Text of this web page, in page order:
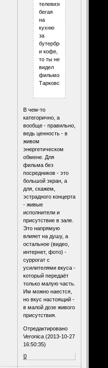
телевизору,
бегая
на
кухню
за
бутербродом
и кофе,
то ты не
видел
фильмов
Тарковского.
В чем-то
категорично, а
вообще - правильно,
ведь ценность - в
живом
энергетическом
обмене. Для
фильма без
посредников - это
большой экран, а
для, скажем,
эстрадного концерта
- живые
исполнители и
присутствие в зале.
Это напрямую
влияет на душу, а
остальное (видео,
интернет, фото) -
суррогат с
усилителями вкуса -
который передаёт
только малую часть.
Им можно наестся,
но вкус настоящий -
в малой дозе живого
присутствия.
Отредактировано
Veronica (2013-10-27
16:50:35)
0